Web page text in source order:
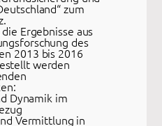
zum
Ergebnisse aus
des
2013 bis 2016
werden
Dynamik im
Vermittlung in